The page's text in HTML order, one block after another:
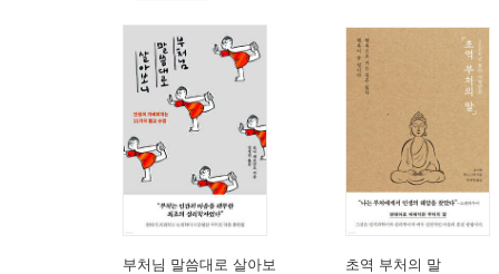
부처님 말씀대로 살아보
초역 부처의 말